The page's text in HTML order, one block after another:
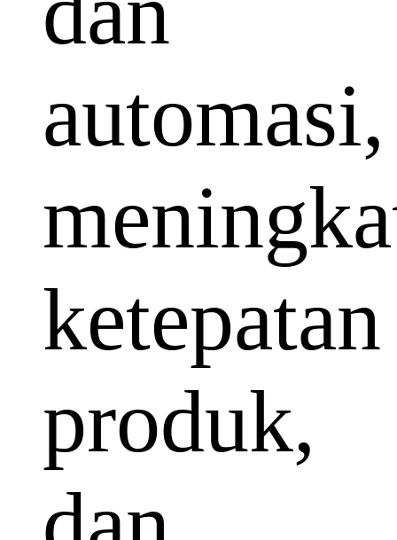
automasi,
ketepatan
produk,